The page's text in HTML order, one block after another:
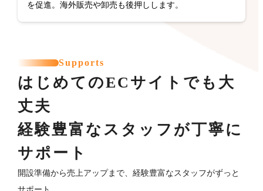
を促進。海外販売や卸売も後押しします。
Supports
はじめてのECサイトでも大
丈夫
経験豊富なスタッフが丁寧に
サポート
開設準備から売上アップまで、経験豊富なスタッフがずっと